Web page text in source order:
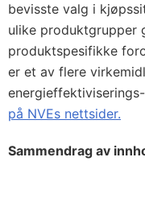
bevisste valg i
ulike produktgrupper
produktspesifikke
er et av flere
på NVEs nettsider.
Sammendrag av